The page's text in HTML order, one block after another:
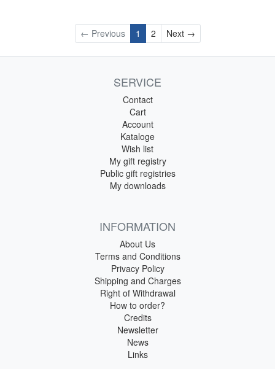
← Previous 1 2 Next →Next
SERVICE
Contact
Cart
Account
Kataloge
Wish list
My gift registry
Public gift registries
My downloads
INFORMATION
About Us
Terms and Conditions
Privacy Policy
Shipping and Charges
Right of Withdrawal
How to order?
Credits
Newsletter
News
Links